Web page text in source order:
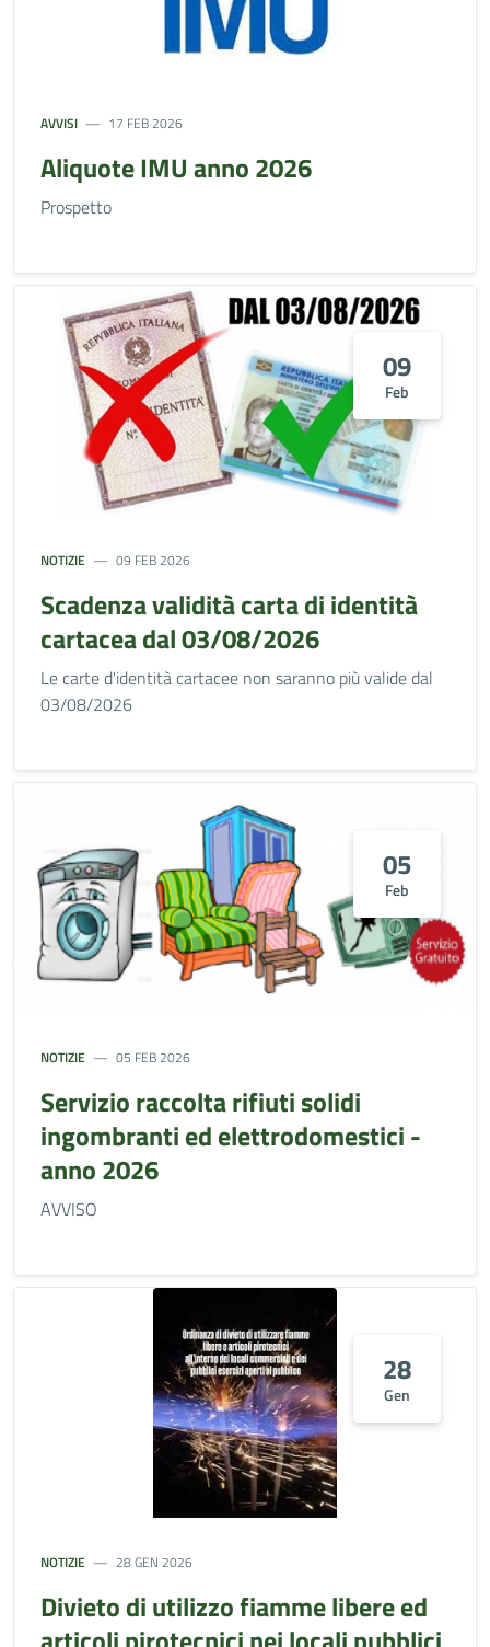
AVVISI 17 FEB 2026
Aliquote IMU anno 2026
Prospetto
09
Feb
NOTIZIE 09 FEB 2026
Scadenza validità carta di identità
cartacea dal 03/08/2026
Le carte d'identità cartacee non saranno più valide dal
03/08/2026
05
Feb
NOTIZIE 05 FEB 2026
Servizio raccolta rifiuti solidi
ingombranti ed elettrodomestici -
anno 2026
AVVISO
28
Gen
NOTIZIE 28 GEN 2026
Divieto di utilizzo fiamme libere ed